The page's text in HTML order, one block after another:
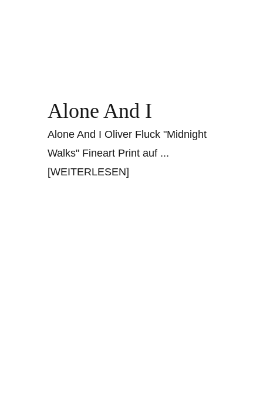
Alone And I
Alone And I Oliver Fluck "Midnight
Walks" Fineart Print auf ...
[WEITERLESEN]